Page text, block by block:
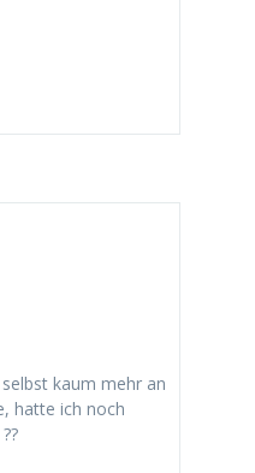
kaum mehr an
hatte ich noch